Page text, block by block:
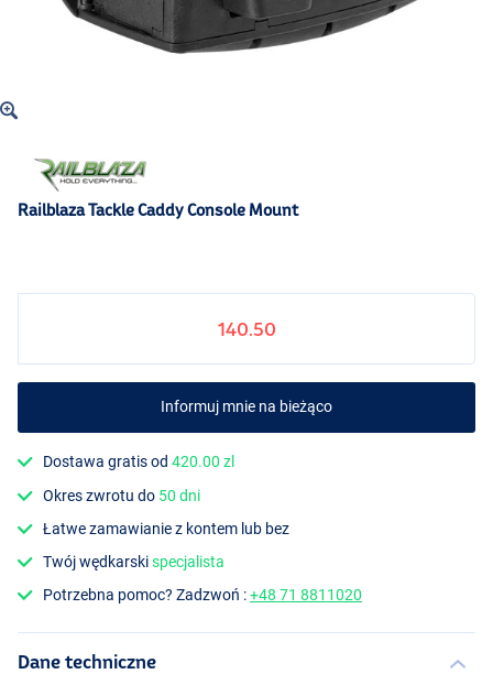
Railblaza Tackle Caddy Console Mount
140.50
Informuj mnie na bieżąco
Dostawa gratis od420.00 zl
Okres zwrotu do 50 dni
Łatwe zamawianie z kontem lub bez
Twój wędkarskispecjalista
Potrzebna pomoc? Zadzwoń :+48 71 8811020
Dane techniczne